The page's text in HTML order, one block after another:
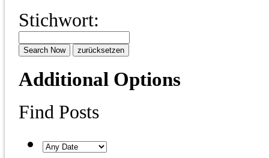
Stichwort:
Additional Options
Find Posts